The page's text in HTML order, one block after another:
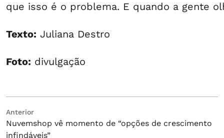
que isso é o problema. E quando a gente
Texto: Juliana Destro
Foto: divulgação
Navegação
de
Anterior
Post
anterior:
Nuvemshop vê momento de “opções de crescimento
infindáveis”